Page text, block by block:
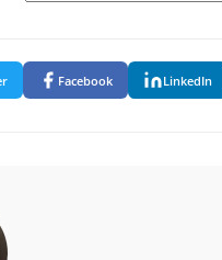
Facebook LinkedIn